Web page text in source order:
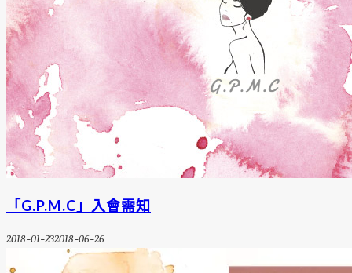
「G.P.M.C」入會需知
2018-01-232018-06-26